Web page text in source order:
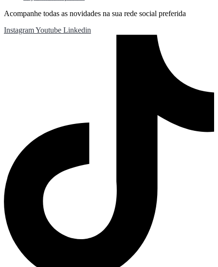
Acompanhe todas as novidades na sua rede social preferida
InstagramYoutube Linkedin